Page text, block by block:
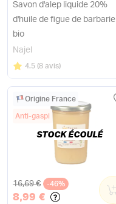
Savon d'alep liquide 20%
d'huile de figue de barbarie
bio
Najel
Note
4.5 sur 5
(8 avis)
Origine France
Anti-gaspi
Ancien prix
16,69 € -46%
8,99 €
0
STOCK ÉCOULÉ